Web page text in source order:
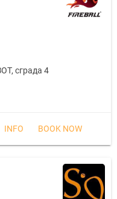
сграда 4
INFO BOOK NOW